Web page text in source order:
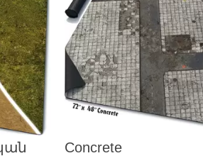
Concrete